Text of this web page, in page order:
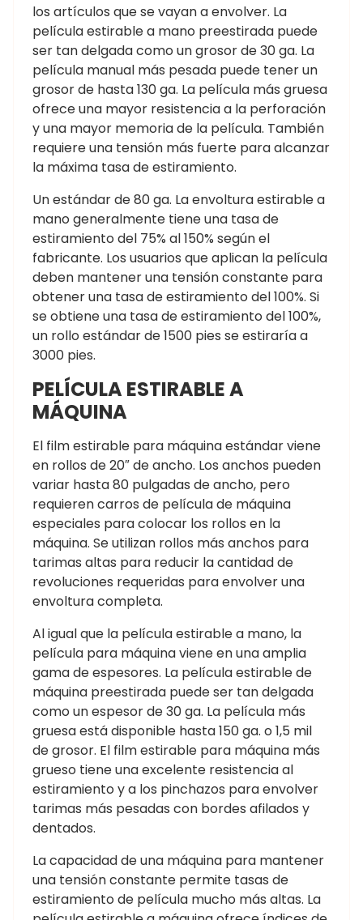
los artículos que se vayan a envolver. La
película estirable a mano preestirada puede
ser tan delgada como un grosor de 30 ga. La
película manual más pesada puede tener un
grosor de hasta 130 ga. La película más gruesa
ofrece una mayor resistencia a la perforación
y una mayor memoria de la película. También
requiere una tensión más fuerte para alcanzar
la máxima tasa de estiramiento.
Un estándar de 80 ga. La envoltura estirable a
mano generalmente tiene una tasa de
estiramiento del 75% al 150% según el
fabricante. Los usuarios que aplican la película
deben mantener una tensión constante para
obtener una tasa de estiramiento del 100%. Si
se obtiene una tasa de estiramiento del 100%,
un rollo estándar de 1500 pies se estiraría a
3000 pies.
PELÍCULA ESTIRABLE A
MÁQUINA
El film estirable para máquina estándar viene
en rollos de 20″ de ancho. Los anchos pueden
variar hasta 80 pulgadas de ancho, pero
requieren carros de película de máquina
especiales para colocar los rollos en la
máquina. Se utilizan rollos más anchos para
tarimas altas para reducir la cantidad de
revoluciones requeridas para envolver una
envoltura completa.
Al igual que la película estirable a mano, la
película para máquina viene en una amplia
gama de espesores. La película estirable de
máquina preestirada puede ser tan delgada
como un espesor de 30 ga. La película más
gruesa está disponible hasta 150 ga. o 1,5 mil
de grosor. El film estirable para máquina más
grueso tiene una excelente resistencia al
estiramiento y a los pinchazos para envolver
tarimas más pesadas con bordes afilados y
dentados.
La capacidad de una máquina para mantener
una tensión constante permite tasas de
estiramiento de película mucho más altas. La